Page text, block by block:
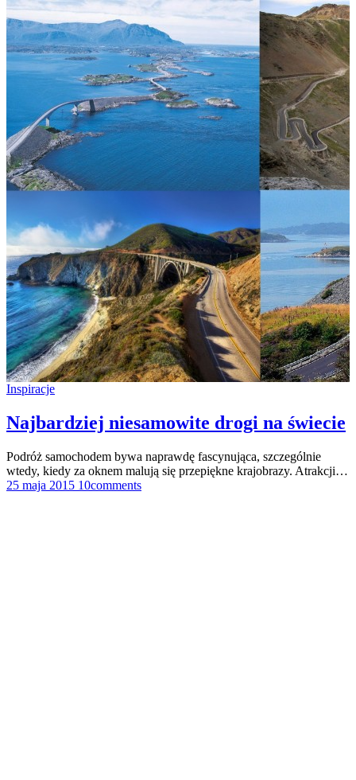
Inspiracje
Najbardziej niesamowite drogi na świecie
Podróż samochodem bywa naprawdę fascynująca, szczególnie
wtedy, kiedy za oknem malują się przepiękne krajobrazy. Atrakcji…
25 maja 2015 10comments